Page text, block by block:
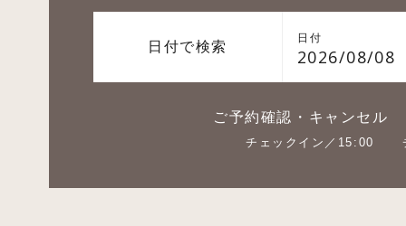
日付で検索
日付
2026/08/08
ご予約確認・キャンセル
チェックイン／15:00